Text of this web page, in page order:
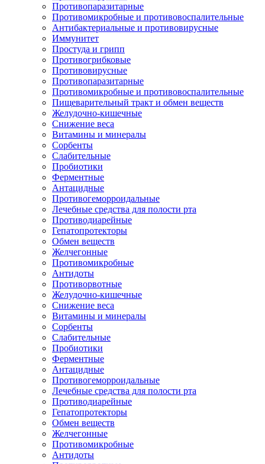
Противопаразитарные
Противомикробные и противовоспалительные
Антибактериальные и противовирусные
Иммунитет
Простуда и грипп
Противогрибковые
Противовирусные
Противопаразитарные
Противомикробные и противовоспалительные
Пищеварительный тракт и обмен веществ
Желудочно-кишечные
Снижение веса
Витамины и минералы
Сорбенты
Слабительные
Пробиотики
Ферментные
Антацидные
Противогеморроидальные
Лечебные средства для полости рта
Противодиарейные
Гепатопротекторы
Обмен веществ
Желчегонные
Противомикробные
Антидоты
Противорвотные
Желудочно-кишечные
Снижение веса
Витамины и минералы
Сорбенты
Слабительные
Пробиотики
Ферментные
Антацидные
Противогеморроидальные
Лечебные средства для полости рта
Противодиарейные
Гепатопротекторы
Обмен веществ
Желчегонные
Противомикробные
Антидоты